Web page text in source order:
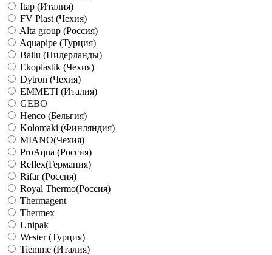
Itap (Италия)
FV Plast (Чехия)
Alta group (Россия)
Aquapipe (Турция)
Ballu (Нидерланды)
Ekoplastik (Чехия)
Dytron (Чехия)
EMMETI (Италия)
GEBO
Henco (Бельгия)
Kolomaki (Финляндия)
MIANO(Чехия)
ProAqua (Россия)
Reflex(Германия)
Rifar (Россия)
Royal Thermo(Россия)
Thermagent
Thermex
Unipak
Wester (Турция)
Tiemme (Италия)